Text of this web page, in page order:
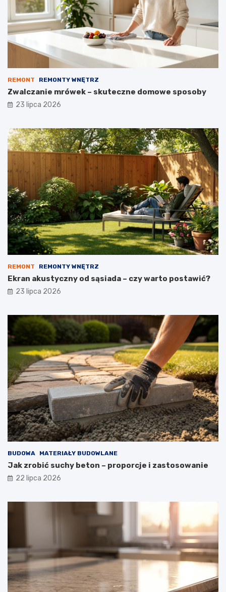
REMONT REMONTY WNĘTRZ
Zwalczanie mrówek – skuteczne domowe sposoby
23 lipca 2026
REMONT REMONTY WNĘTRZ
Ekran akustyczny od sąsiada – czy warto postawić?
23 lipca 2026
BUDOWA MATERIAŁY BUDOWLANE
Jak zrobić suchy beton – proporcje i zastosowanie
22 lipca 2026